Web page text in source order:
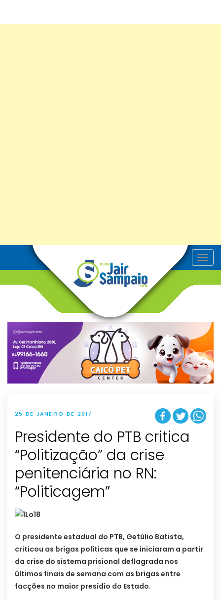
T
o
v
g
t
i
o
n
25 DE JANEIRO DE 2017
Presidente do PTB critica
“Politização” da crise
penitenciária no RN:
“Politicagem”
O presidente estadual do PTB, Getúlio Batista,
criticou as brigas políticas que se iniciaram a partir
da crise do sistema prisional deflagrada nos
últimos finais de semana com as brigas entre
facções no maior presídio do Estado.